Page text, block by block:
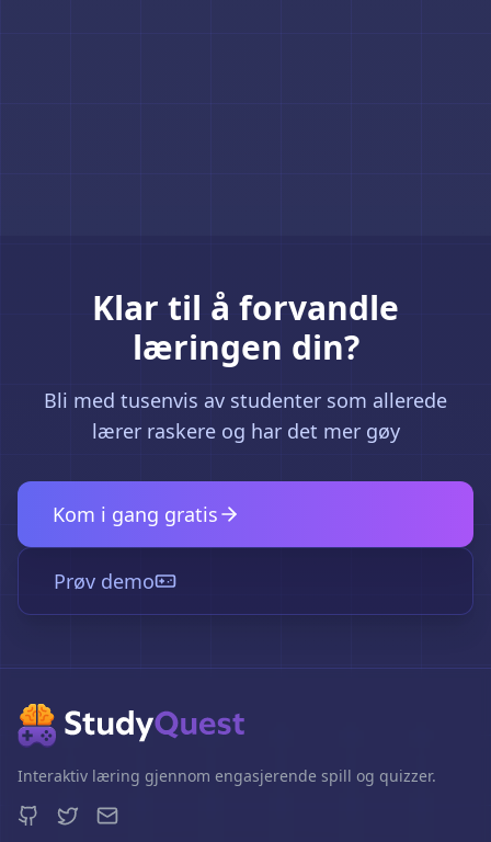
Klar til å forvandle
læringen din?
Bli med tusenvis av studenter som allerede
lærer raskere og har det mer gøy
Kom i gang gratis
Prøv demo
Interaktiv læring gjennom engasjerende spill og quizzer.